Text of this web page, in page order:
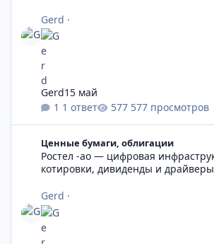
Gerd ·
1 ответ 577 просмотров
Gerd15 май
Ценные бумаги, облигации
Ростел -ао — цифровая
котировки, дивиденды и
Gerd ·